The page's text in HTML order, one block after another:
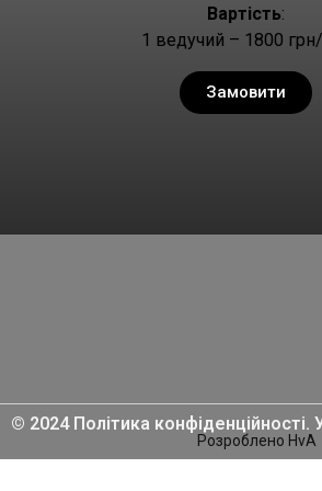
Вартість:
1 ведучий – 1800
Замовити
© 2024 Політика конфіденційності.
Розроблено HvA